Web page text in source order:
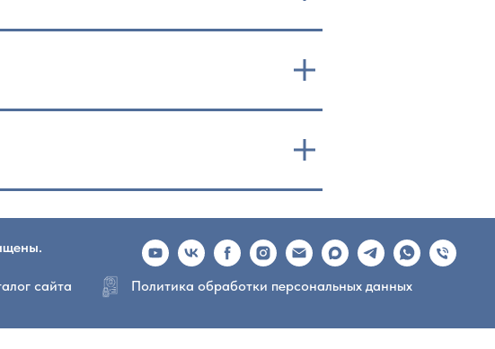
сайта Политика обработки персональных данных